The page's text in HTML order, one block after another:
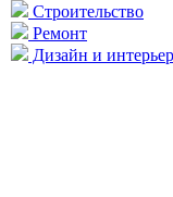
Строительство
Ремонт
Дизайн и интерьер